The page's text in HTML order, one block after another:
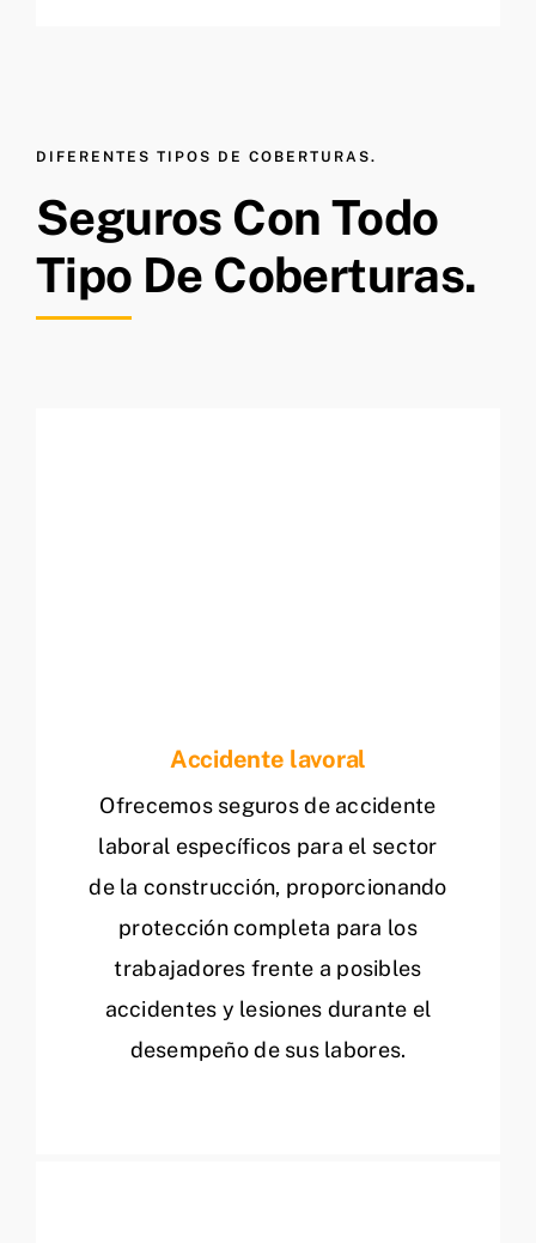
DIFERENTES TIPOS DE COBERTURAS.
Seguros Con Todo
Tipo De Coberturas.
Accidente lavoral
Ofrecemos seguros de accidente
laboral específicos para el sector
de la construcción, proporcionando
protección completa para los
trabajadores frente a posibles
accidentes y lesiones durante el
desempeño de sus labores.